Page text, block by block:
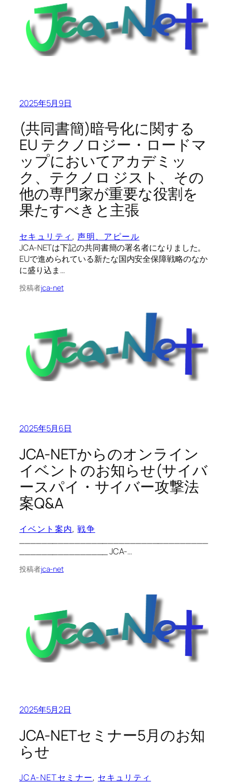
2025年5月9日
(共同書簡)暗号化に関する
EU テクノロジー・ロードマ
ップにおいてアカデミッ
ク、テクノロ ジスト、その
他の専門家が重要な役割を
果たすべきと主張
セキュリティ , 声明、アピール
JCA-NETは下記の共同書簡の署名者になりました。
EUで進められている新たな国内安全保障戦略のなか
に盛り込ま…
投稿者jca-net
2025年5月6日
JCA-NETからのオンライン
イベントのお知らせ(サイバ
ースパイ・サイバー攻撃法
案Q&A
イベント案内, 戦争
________________ JCA-…
投稿者jca-net
2025年5月2日
JCA-NETセミナー5月のお知
らせ
JCA-NETセミナー, セキュリティ